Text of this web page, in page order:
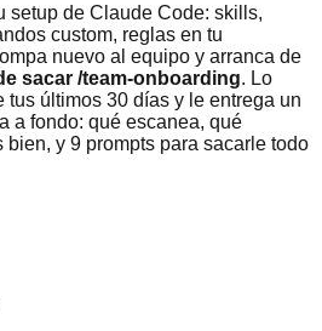
setup de Claude Code: skills,
custom, reglas en tu
nuevo al equipo y arranca de
sacar /team-onboarding. Lo
tus últimos 30 días y le entrega un
a fondo: qué escanea, qué
y 9 prompts para sacarle todo